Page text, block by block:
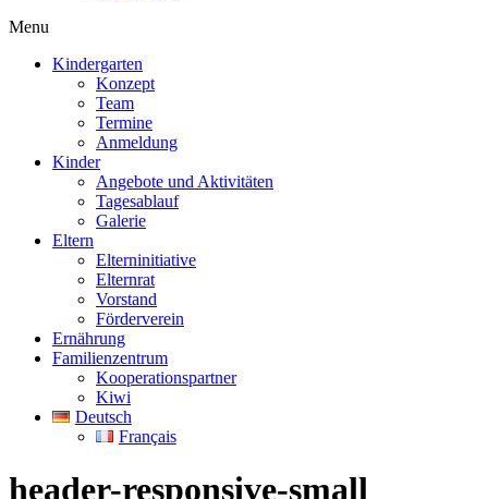
Menu
Kindergarten
Konzept
Team
Termine
Anmeldung
Kinder
Angebote und Aktivitäten
Tagesablauf
Galerie
Eltern
Elterninitiative
Elternrat
Vorstand
Förderverein
Ernährung
Familienzentrum
Kooperationspartner
Kiwi
Deutsch
Français
header-responsive-small